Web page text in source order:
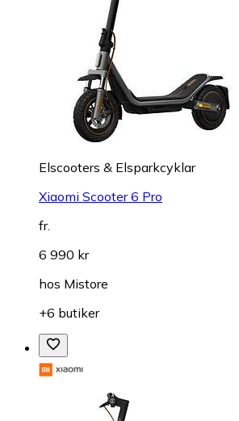
Elscooters & Elsparkcyklar
Xiaomi Scooter 6 Pro
fr.
6 990 kr
hos Mistore
+6 butiker